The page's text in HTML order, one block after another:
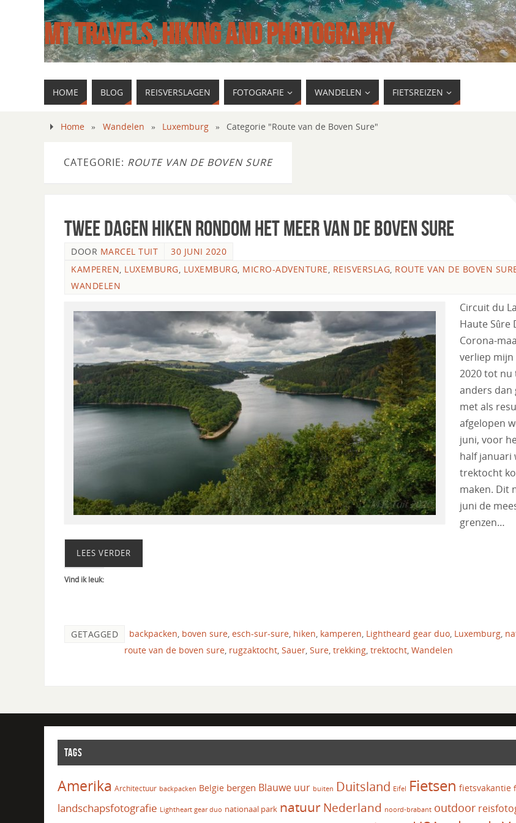
MT TRAVELS, HIKING AND PHOTOGRAPHY
HOME BLOG REISVERSLAGEN FOTOGRAFIE WANDELEN FIETSREIZEN
Home » Wandelen » Luxemburg » Categorie "Route van de Boven Sure"
CATEGORIE: ROUTE VAN DE BOVEN SURE
Twee dagen hiken rondom het meer van de Boven Sure
DOOR MARCEL TUIT
30 JUNI 2020
KAMPEREN, LUXEMBURG, LUXEMBURG, MICRO-ADVENTURE, REISVERSLAG, ROUTE VAN DE BOVEN
WANDELEN
Circuit du
Haute Sûre
Corona-
verliep
2020 tot nu
anders dan
met als
afgelopen
juni, voor
half januari
trektocht
maken. Dit
juni de
grenzen…
LEES VERDER
Vind ik leuk:
GETAGGED backpacken boven sure esch-sur-sure hiken kamperen Lightheard gear duo Luxemburg
route van de boven sure rugzaktocht Sauer Sure trekking trektocht Wandelen
TAGS
Amerika Architectuur backpacken Belgie bergen Blauwe uur buiten Duitsland Eifel Fietsen fietsvakantie
landschapsfotografie Lightheart gear duo nationaal park natuur Nederland noord-brabant outdoor